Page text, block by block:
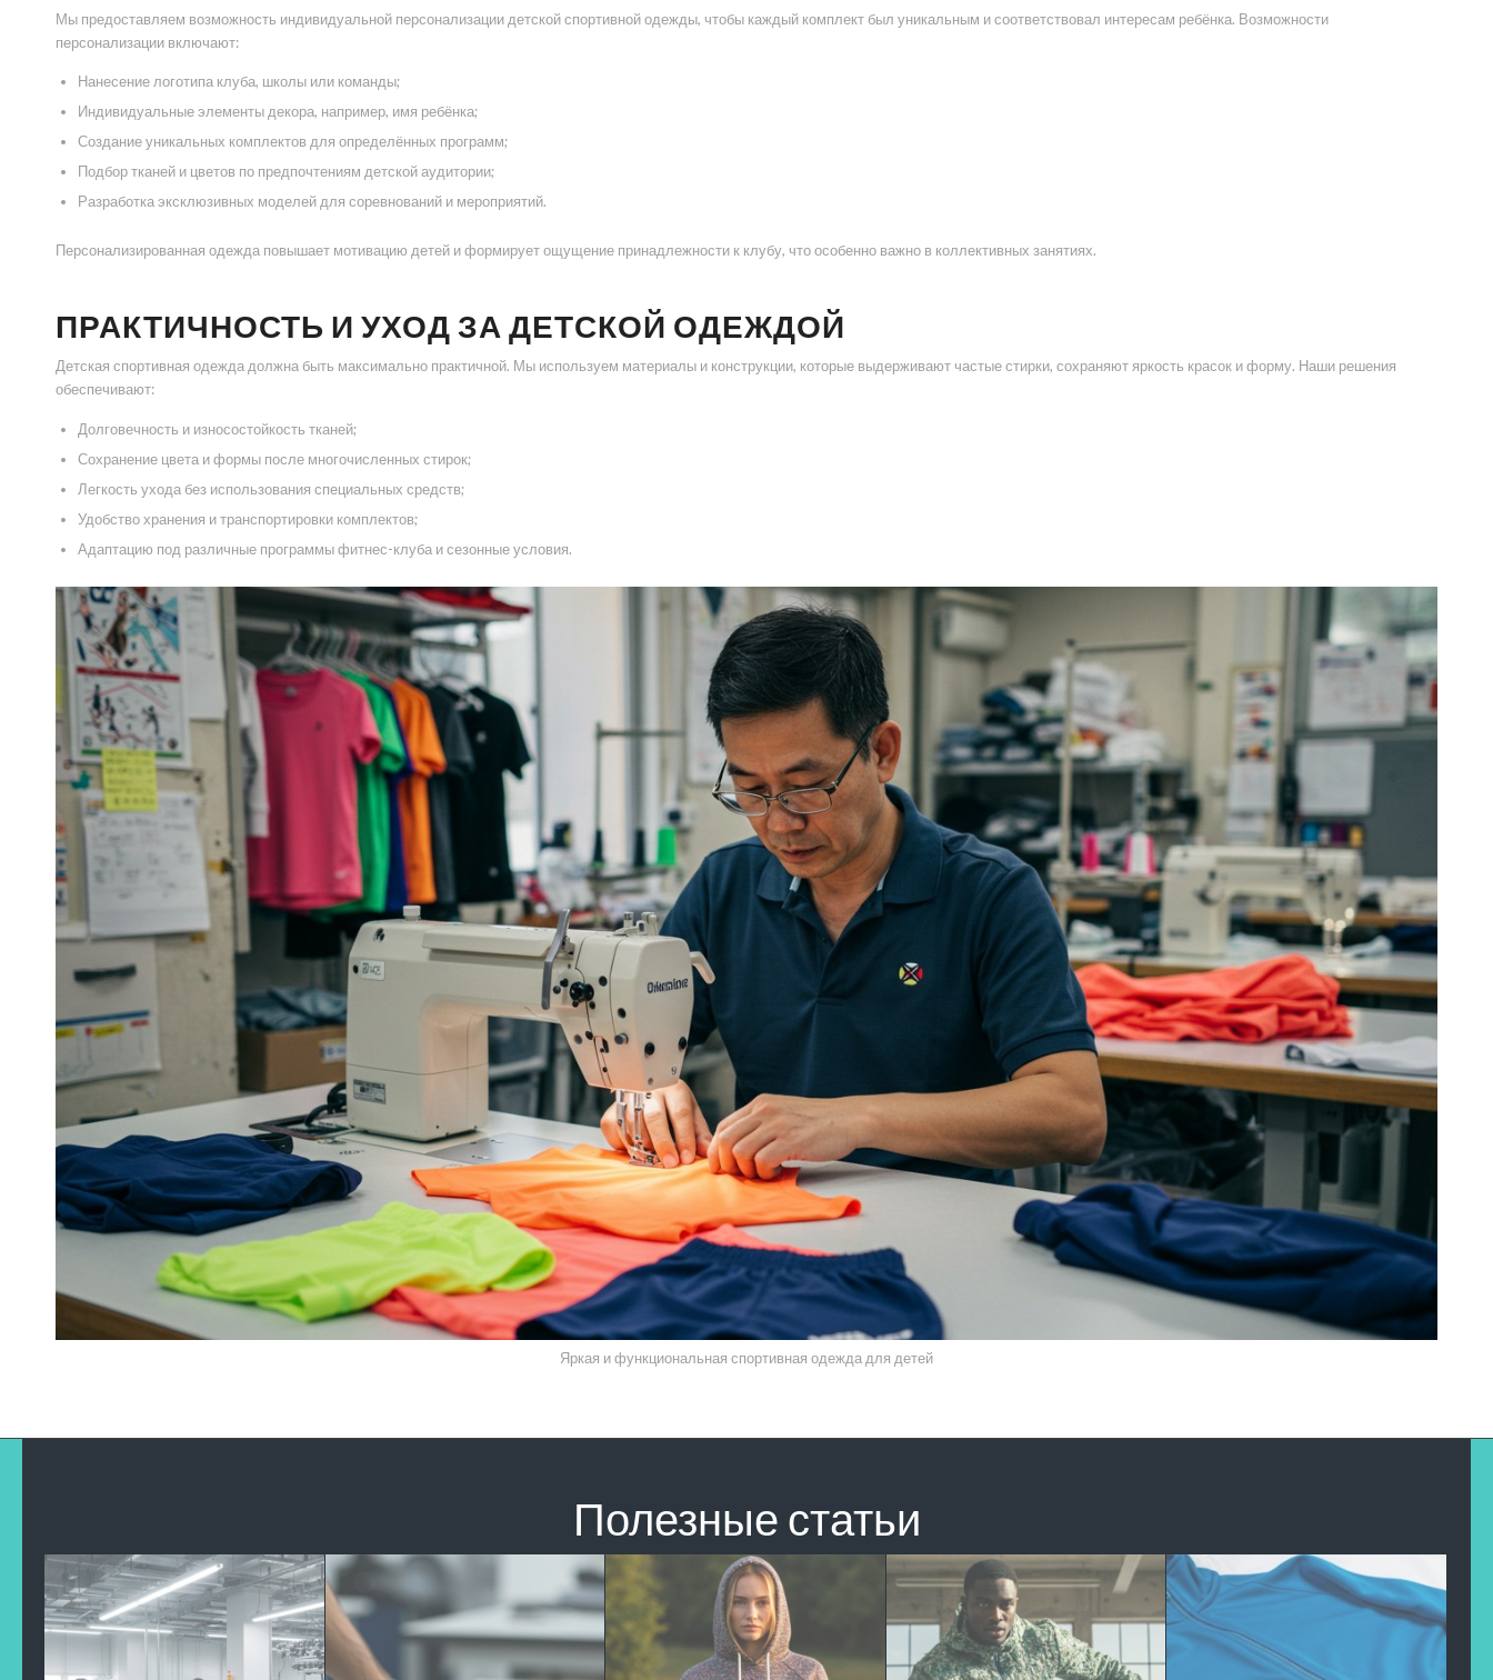
Мы предоставляем возможность индивидуальной персонализации детской спортивной одежды, чтобы каждый комплект был уникальным и соответствовал интересам ребёнка. Возможности
персонализации включают:
Нанесение логотипа клуба, школы или команды;
Индивидуальные элементы декора, например, имя ребёнка;
Создание уникальных комплектов для определённых программ;
Подбор тканей и цветов по предпочтениям детской аудитории;
Разработка эксклюзивных моделей для соревнований и мероприятий.
Персонализированная одежда повышает мотивацию детей и формирует ощущение принадлежности к клубу, что особенно важно в коллективных занятиях.
ПРАКТИЧНОСТЬ И УХОД ЗА ДЕТСКОЙ ОДЕЖДОЙ
Детская спортивная одежда должна быть максимально практичной. Мы используем материалы и конструкции, которые выдерживают частые стирки, сохраняют яркость красок и форму. Наши решения
обеспечивают:
Долговечность и износостойкость тканей;
Сохранение цвета и формы после многочисленных стирок;
Легкость ухода без использования специальных средств;
Удобство хранения и транспортировки комплектов;
Адаптацию под различные программы фитнес-клуба и сезонные условия.
Яркая и функциональная спортивная одежда для детей
Полезные статьи